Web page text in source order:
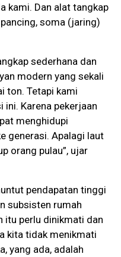
kami. Dan alat tangkap
soma (jaring)
sederhana dan
modern yang sekali
ton. Tetapi kami
Karena pekerjaan
menghidupi
generasi. Apalagi laut
orang pulau”, ujar
pendapatan tinggi
subsisten rumah
itu perlu dinikmati dan
kita tidak menikmati
yang ada, adalah